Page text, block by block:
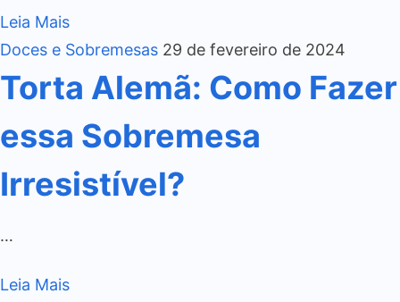
Leia Mais
Doces e Sobremesas 29 de fevereiro de 2024
Torta Alemã: Como Fazer
essa Sobremesa
Irresistível?
…
Leia Mais